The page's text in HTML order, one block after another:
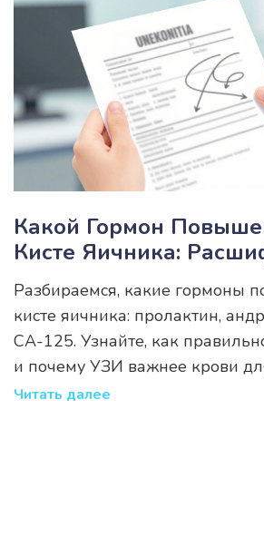
Какой Гормон
Кисте Яичника:
Анализов И Нормы
Разбираемся, какие гормоны
кисте яичника: пролактин,
CA-125. Узнайте, как
и почему УЗИ важнее крови
диагноза.
Читать далее